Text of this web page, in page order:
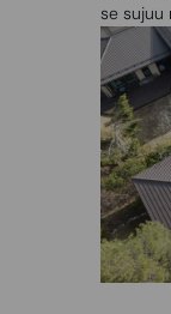
se sujuu